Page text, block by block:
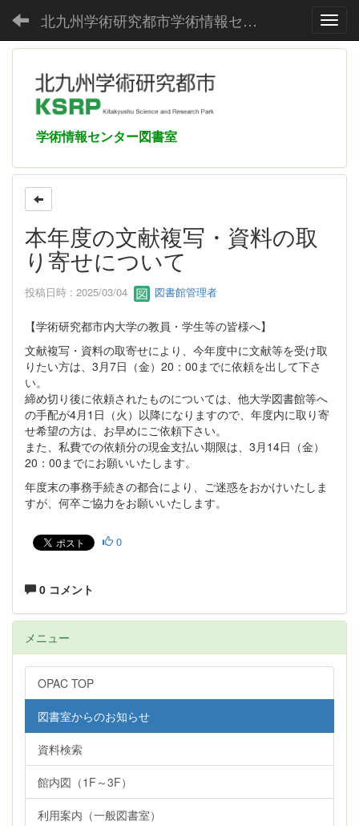
北九州学術研究都市学術情報センター
学術情報センター図書室
本年度の文献複写・資料の取
り寄せについて
投稿日時 : 2025/03/04 図書館管理者
【学術研究都市内大学の教員・学生等の皆様へ】
文献複写・資料の取寄せにより、今年度中に文献等を受け取
りたい方は、3月7日（金）20：00までに依頼を出して下さ
い。
締め切り後に依頼されたものについては、他大学図書館等へ
の手配が4月1日（火）以降になりますので、年度内に取り寄
せ希望の方は、お早めにご依頼下さい。
また、私費での依頼分の現金支払い期限は、3月14日（金）
20：00までにお願いいたします。
年度末の事務手続きの都合により、ご迷惑をおかけいたしま
すが、何卒ご協力をお願いいたします。
0
0 コメント
メニュー
OPAC TOP
図書室からのお知らせ
資料検索
館内図（1F～3F）
利用案内（一般図書室）